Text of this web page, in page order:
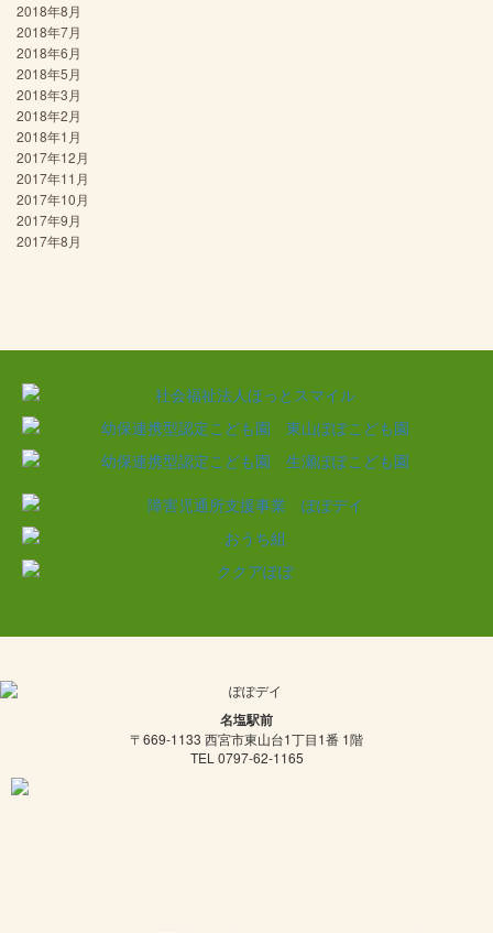
2018年8月
2018年7月
2018年6月
2018年5月
2018年3月
2018年2月
2018年1月
2017年12月
2017年11月
2017年10月
2017年9月
2017年8月
名塩駅前
〒669-1133 西宮市東山台1丁目1番 1階
TEL 0797-62-1165